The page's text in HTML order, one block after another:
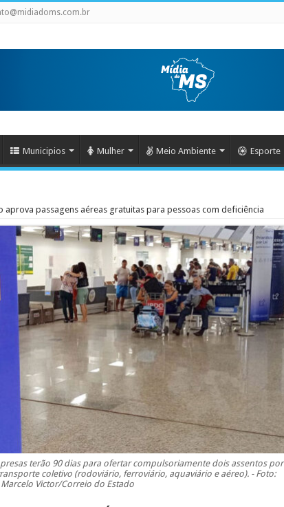
Municipios Mulher Meio Ambiente Esporte
aprova passagens aéreas gratuitas para pessoas com deficiência
terão 90 dias para ofertar compulsoriamente dois assentos por
coletivo (rodoviário, ferroviário, aquaviário e aéreo). - Foto:
Marcelo Victor/Correio do Estado